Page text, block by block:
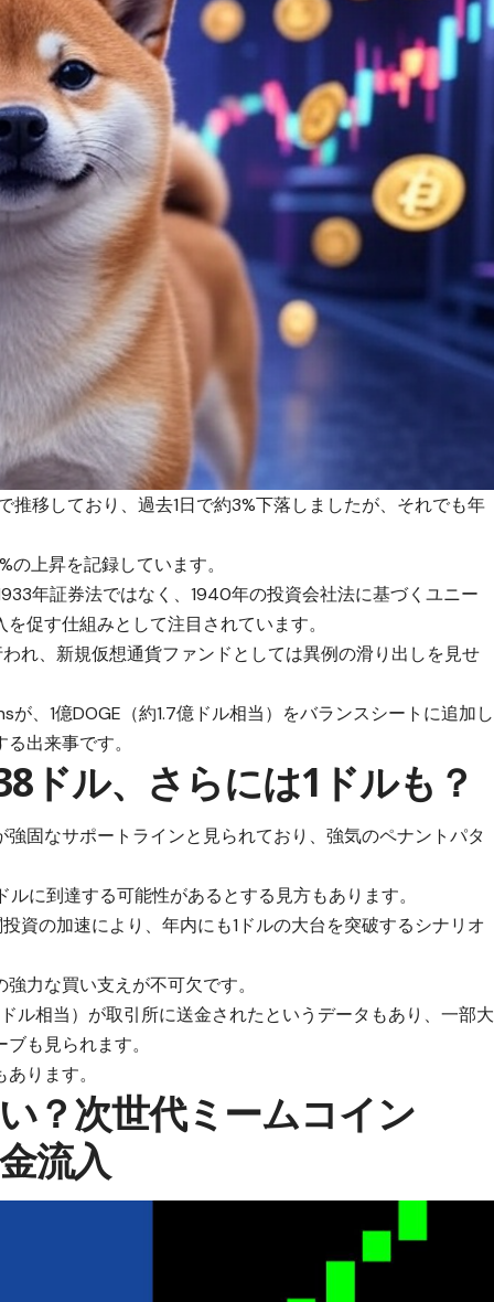
移しており、過去1日で約3%下落しましたが、それでも年
の上昇を記録しています。
年証券法ではなく、1940年の投資会社法に基づくユニー
促す仕組みとして注目されています。
れ、新規仮想通貨ファンドとしては異例の滑り出しを見せ
、1億DOGE（約1.7億ドル相当）をバランスシートに追加し
出来事です。
ドル、さらには1ドルも？
固なサポートラインと見られており、強気のペナントパタ
に到達する可能性があるとする見方もあります。
資の加速により、年内にも1ドルの大台を突破するシナリオ
力な買い支えが不可欠です。
ル相当）が取引所に送金されたというデータもあり、一部大
も見られます。
ります。
？次世代ミームコイン
流入